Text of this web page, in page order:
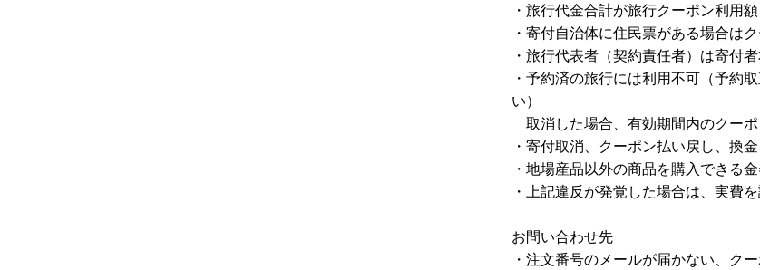
・旅行代金合計が旅行クーポン利用
・寄付自治体に住民票がある場合は
・旅行代表者（契約責任者）は寄付
・予約済の旅行には利用不可（予約
い）
取消した場合、有効期間内のクー
・寄付取消、クーポン払い戻し、換
・地場産品以外の商品を購入できる
・上記違反が発覚した場合は、実費
お問い合わせ先
・注文番号のメールが届かない、ク